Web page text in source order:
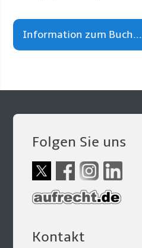
Information zum Buch...
Folgen Sie uns
Kontakt